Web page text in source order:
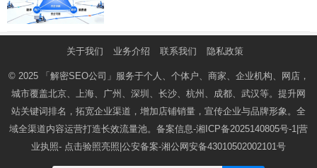
关于我们 业务介绍 联系我们 隐私政策
© 2025 「解密SEO公司」 服务于个人、个体户、商家、企业机构、网店，
城市覆盖北京、上海、广州、深圳、长沙、杭州、成都、武汉等。提升网
站关键词排名，拓宽企业渠道，增加店铺销量，宣传企业与品牌形象。全
域全渠道内容运营打造长效流量池。备案信息-湘ICP备2025140805号-1 |营
业执照- 点击验照亮照 |公安备案-湘公网安备43010502002101号